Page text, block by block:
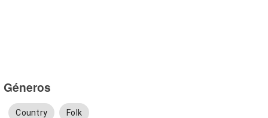
Géneros
Country Folk